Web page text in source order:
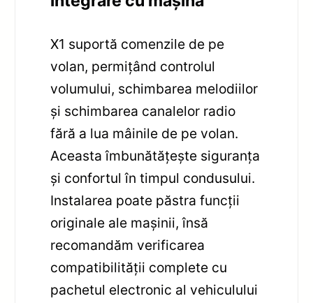
X1 suportă comenzile de pe
volan, permițând controlul
volumului, schimbarea melodiilor
și schimbarea canalelor radio
fără a lua mâinile de pe volan.
Aceasta îmbunătățește siguranța
și confortul în timpul condusului.
Instalarea poate păstra funcții
originale ale mașinii, însă
recomandăm verificarea
compatibilității complete cu
pachetul electronic al vehiculului